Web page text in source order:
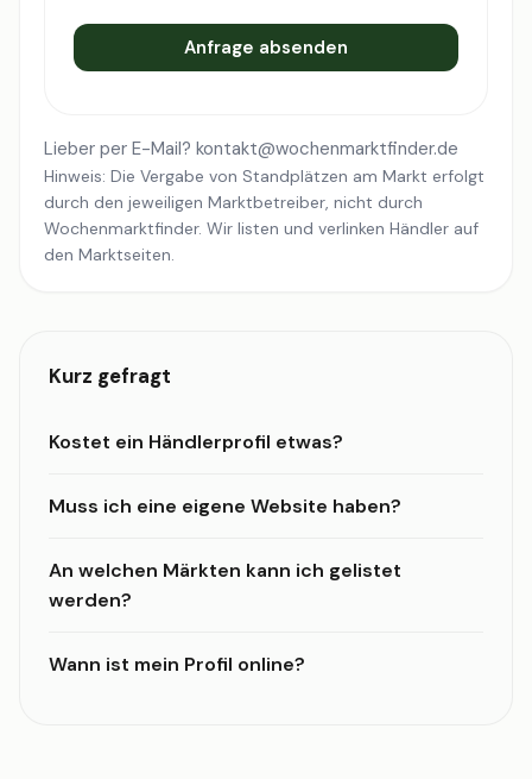
Anfrage absenden
Lieber per E-Mail? kontakt@wochenmarktfinder.de
Hinweis: Die Vergabe von Standplätzen am Markt erfolgt
durch den jeweiligen Marktbetreiber, nicht durch
Wochenmarktfinder. Wir listen und verlinken Händler auf
den Marktseiten.
Kurz gefragt
Kostet ein Händlerprofil etwas?
Muss ich eine eigene Website haben?
An welchen Märkten kann ich gelistet
werden?
Wann ist mein Profil online?